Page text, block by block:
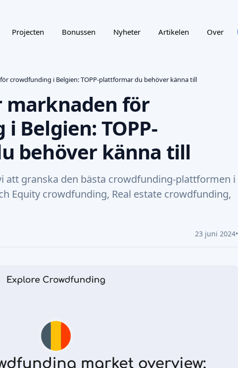
Projecten Bonussen Nyheter Artikelen Over
crowdfunding i Belgien: TOPP-plattformar du behöver känna till
marknaden för
Belgien: TOPP-
behöver känna till
att granska den bästa crowdfunding-plattformen i
Equity crowdfunding, Real estate crowdfunding,
23 juni 2024•